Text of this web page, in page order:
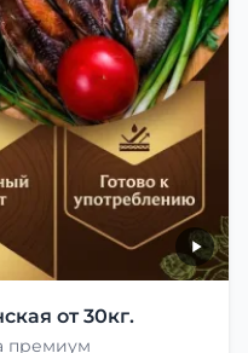
от 30кг.
премиум